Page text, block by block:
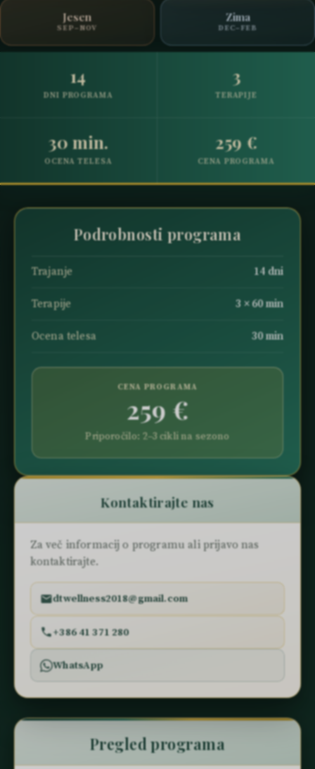
Jesen
SEP–NOV
Zima
DEC–FEB
14
DNI PROGRAMA
3
TERAPIJE
30 min.
OCENA TELESA
259 €
CENA PROGRAMA
Pregled programa
Podrobnosti programa
Trajanje 14 dni
Terapije 3 × 60 min
Ocena telesa 30 min
CENA PROGRAMA
259 €
Priporočilo: 2–3 cikli na sezono
Kontaktirajte nas
Za več informacij o programu ali prijavo nas
kontaktirajte.
dtwellness2018@gmail.com
+386 41 371 280
WhatsApp